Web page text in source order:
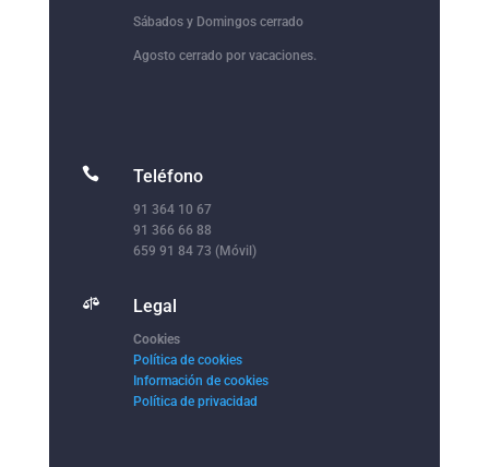
Sábados y Domingos cerrado
Agosto cerrado por vacaciones.
 Teléfono
91 364 10 67
91 366 66 88
659 91 84 73 (Móvil)
 Legal
Cookies
Política de cookies
Información de cookies
Política de privacidad